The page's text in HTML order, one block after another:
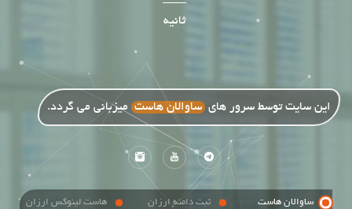
ثانیه
این سایت توسط سرور های ساوالان هاست میزبانی می گردد.
ساوالان هاست ثبت دامنه ارزان هاست لینوکس ارزان